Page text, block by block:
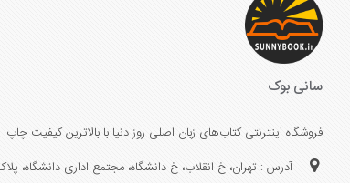
سانی بوک
فروشگاه اینترنتی کتاب‌های زبان اصلی روز دنیا با بالاترین کیفیت چاپ
آدرس : تهران، خ انقلاب، خ دانشگاه، مجتمع اداری دانشگاه، پلاک 158 واحد